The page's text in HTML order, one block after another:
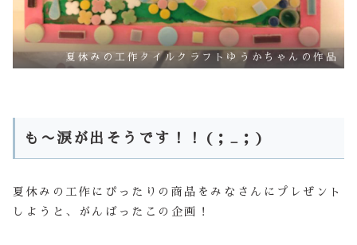
夏休みの工作タイルクラフトゆうかちゃんの作品
も〜涙が出そうです！！(；_；)
夏休みの工作にぴったりの商品をみなさんにプレぜント
しようと、がんばったこの企画！